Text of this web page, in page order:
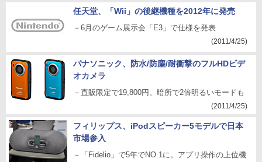
任天堂、「Wii」の後継機種を2012年に発売
－6月のゲーム展示会「E3」で仕様を発表
(2011/4/25)
パナソニック、防水/防塵/耐衝撃のフルHDビデ
オカメラ
－直販限定で19,800円。暗所で2倍明るいモードも
(2011/4/25)
フィリップス、iPodスピーカー5モデルで日本
市場参入
－「Fidelio」で5年でNO.1に。アプリ操作の上位機